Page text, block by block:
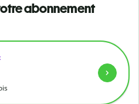
abonnement